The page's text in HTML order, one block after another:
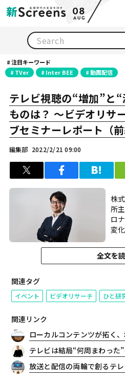
08
AUG
注目キーワード
TVer
Inter BEE 動画配信
テレビ視聴の“増加”と
ものは？ 〜ビデオリサ
ブセミナーレポート（前
編集部 2022/2/21 09:00
ツイート シェア
株
所
ロ
変
動
全文を
関連タグ
イベント ビデオリサーチ ひと研
関連リンク
ローカルコンテンツが拓く、地域価値
テレビは結局“何周まわった”のか？ 奥律哉氏
放送と配信の両輪で創るテレビサービスの